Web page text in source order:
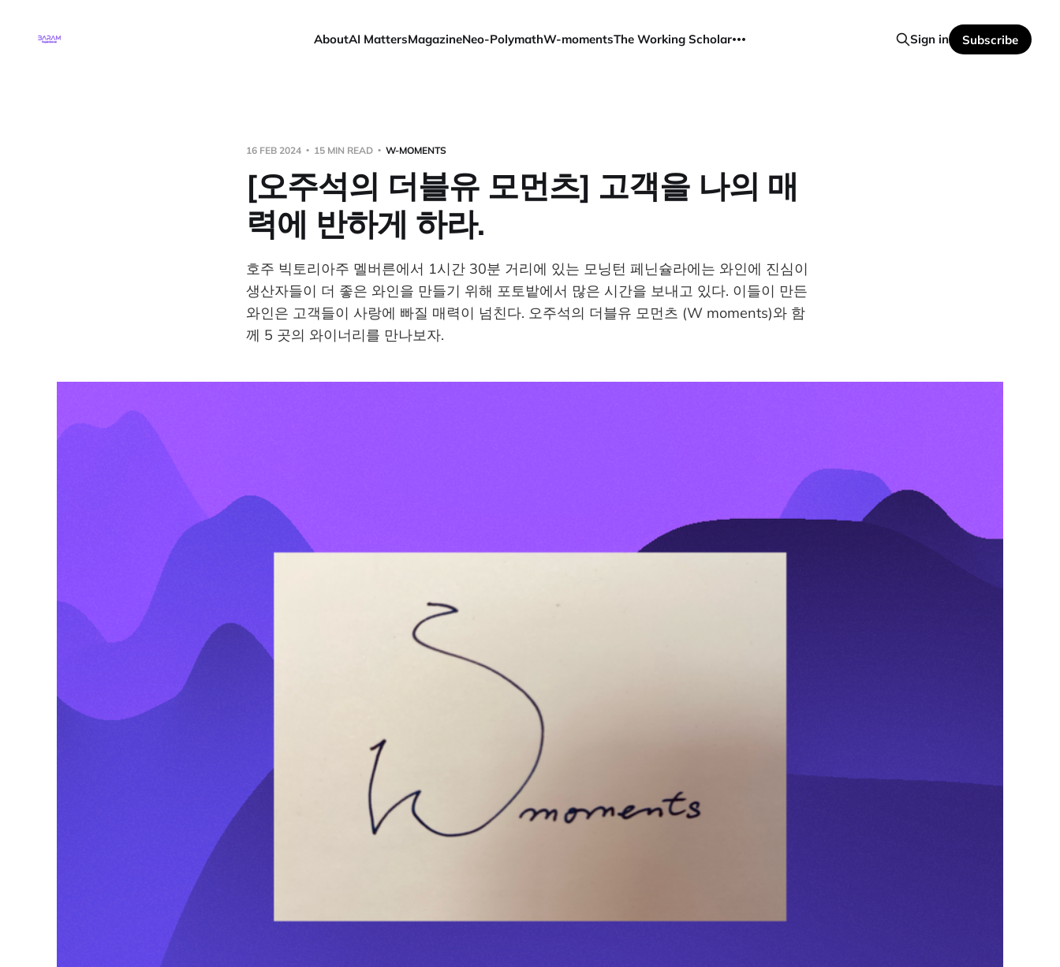
AboutAI MattersMagazineNeo-PolymathW-momentsThe Working Scholar Sign in Subscribe
16 FEB 2024 15 MIN READ W-MOMENTS
[오주석의 더블유 모먼츠] 고객을 나의 매
력에 반하게 하라.
호주 빅토리아주 멜버른에서 1시간 30분 거리에 있는 모닝턴 페닌슐라에는 와인에 진심이
생산자들이 더 좋은 와인을 만들기 위해 포토밭에서 많은 시간을 보내고 있다. 이들이 만든
와인은 고객들이 사랑에 빠질 매력이 넘친다. 오주석의 더블유 모먼츠 (W moments)와 함
께 5 곳의 와이너리를 만나보자.